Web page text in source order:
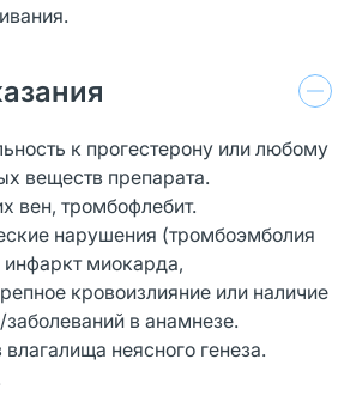
к прогестерону или любому
веществ препарата.
вен, тромбофлебит.
нарушения (тромбоэмболия
инфаркт миокарда,
кровоизлияние или наличие
в анамнезе.
неясного генеза.